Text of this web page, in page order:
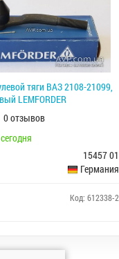
тяги ВАЗ 2108-21099,
LEMFORDER
0 отзывов
15457 01
Германия
Код: 612338-2